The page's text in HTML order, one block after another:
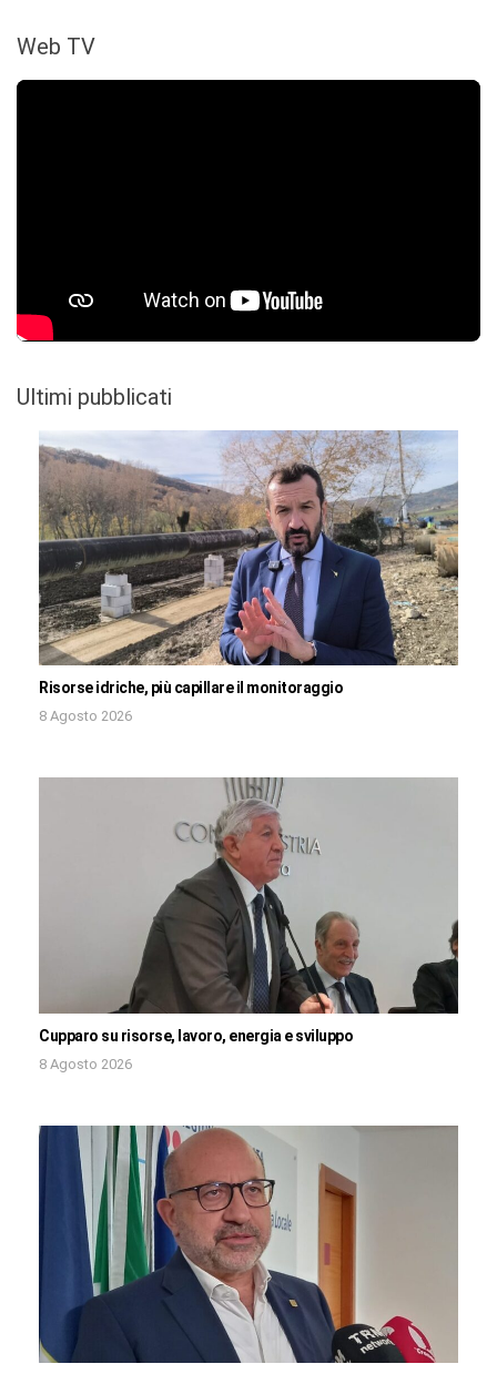
Web TV
Ultimi pubblicati
Risorse idriche, più capillare il monitoraggio
8 Agosto 2026
Cupparo su risorse, lavoro, energia e sviluppo
8 Agosto 2026